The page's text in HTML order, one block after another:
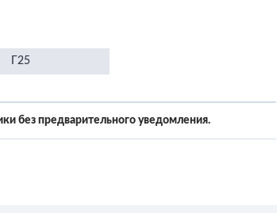
Г25
без предварительного уведомления.